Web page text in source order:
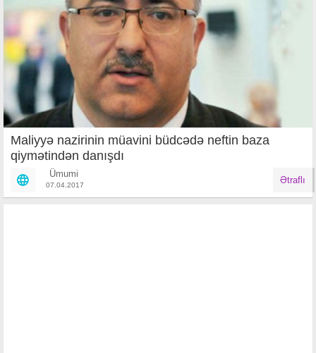
Maliyyə nazirinin müavini büdcədə neftin baza
qiymətindən danışdı
Ümumi
07.04.2017 Ətraflı